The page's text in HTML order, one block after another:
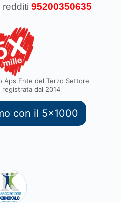
redditi 95200350635
Aps Ente del Terzo Settore
registrata dal 2014
con il 5x1000